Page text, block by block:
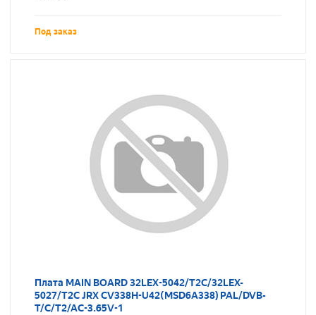
Под заказ
Плата MAIN BOARD 32LEX-5042/T2C/32LEX-
5027/T2C JRX CV338H-U42(MSD6A338) PAL/DVB-
T/C/T2/AC-3.65V-1